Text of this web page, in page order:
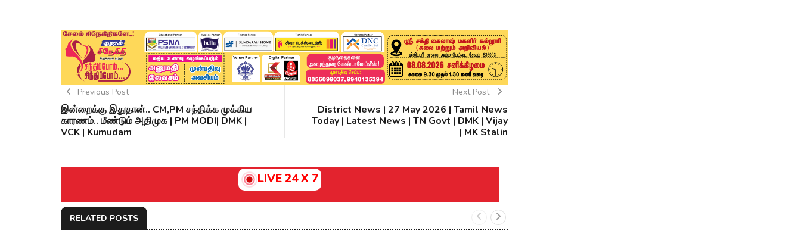
Previous Post
இன்றைக்கு இதுதான்.. CM,PM சந்திக்க முக்கிய
காரணம்.. மீண்டும் அதிமுக | PM MODI| DMK |
VCK | Kumudam
Next Post
District News | 27 May 2026 | Tamil News
Today | Latest News | TN Govt | DMK | Vijay
| MK Stalin
LIVE 24 X 7
RELATED POSTS